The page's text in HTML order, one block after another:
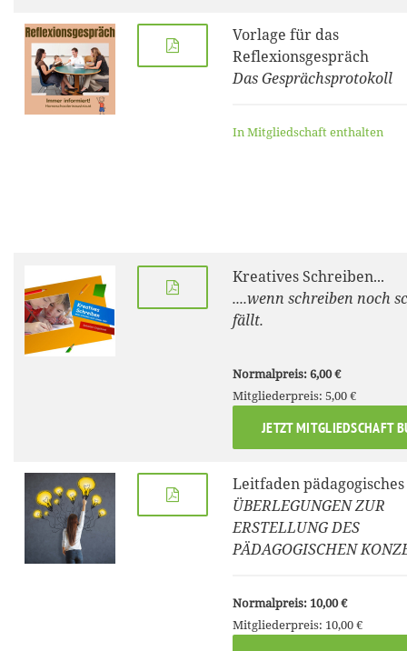
Vorlage für das
Reflexionsgespräch
Das Gesprächsprotokoll
In Mitgliedschaft enthalten
Kreatives Schreiben...
....wenn schreiben noch
fällt.
Normalpreis: 6,00 €
Mitgliederpreis: 5,00 €
JETZT MITGLIEDSCHAFT
Leitfaden
ÜBERLEGUNGEN ZUR
ERSTELLUNG DES
PÄDAGOGISCHEN
Normalpreis: 10,00 €
Mitgliederpreis: 10,00 €